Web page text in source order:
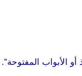
أو الأبواب المفتوحة”.